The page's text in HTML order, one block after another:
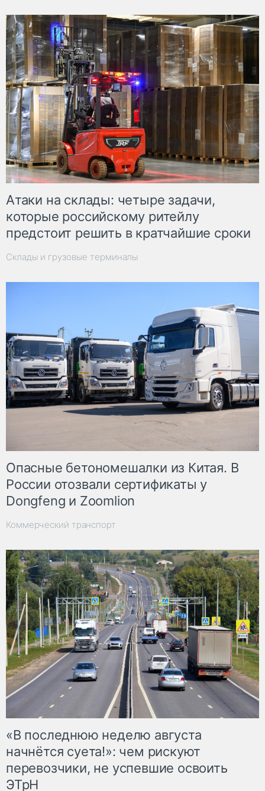
Атаки на склады: четыре задачи,
которые российскому ритейлу
предстоит решить в кратчайшие сроки
Склады и грузовые терминалы
Опасные бетономешалки из Китая. В
России отозвали сертификаты у
Dongfeng и Zoomlion
Коммерческий транспорт
«В последнюю неделю августа
начнётся суета!»: чем рискуют
перевозчики, не успевшие освоить
ЭТрН